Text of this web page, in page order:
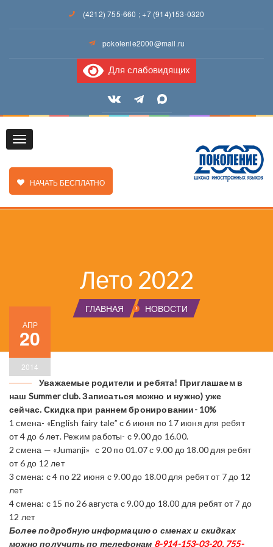
(4212) 755-660 ;+7 (914)153-0320
pokolenie2000@mail.ru
Для слабовидящих
Toggle
ЗАКАЗАТЬ ЗВОНОК
НАЧАТЬ БЕСПЛАТНО
Лето 2022
ГЛАВНАЯ НОВОСТИ
АПР
20
2014
Уважаемые родители и ребята! Приглашаем в
наш Summer club. Записаться можно и нужно) уже
сейчас. Скидка при раннем бронировании- 10%
1 смена- «English fairy tale” с 6 июня по 17 июня для ребят
от 4 до 6 лет. Режим работы- с 9.00 до 16.00.
2 смена — «Jumanji» с 20 по 01.07 с 9.00 до 18.00 для ребят
от 6 до 12 лет
3 смена: с 4 по 22 июня с 9.00 до 18.00 для ребят от 7 до 12
лет
4 смена: с 15 по 26 августа с 9.00 до 18.00 для ребят от 7 до
12 лет
Более подробную информацию о сменах и скидках
можно получить по телефонам 8-914-153-03-20, 755-